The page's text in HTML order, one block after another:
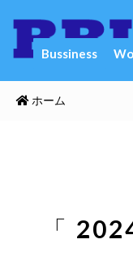
Bussiness
ホーム
「